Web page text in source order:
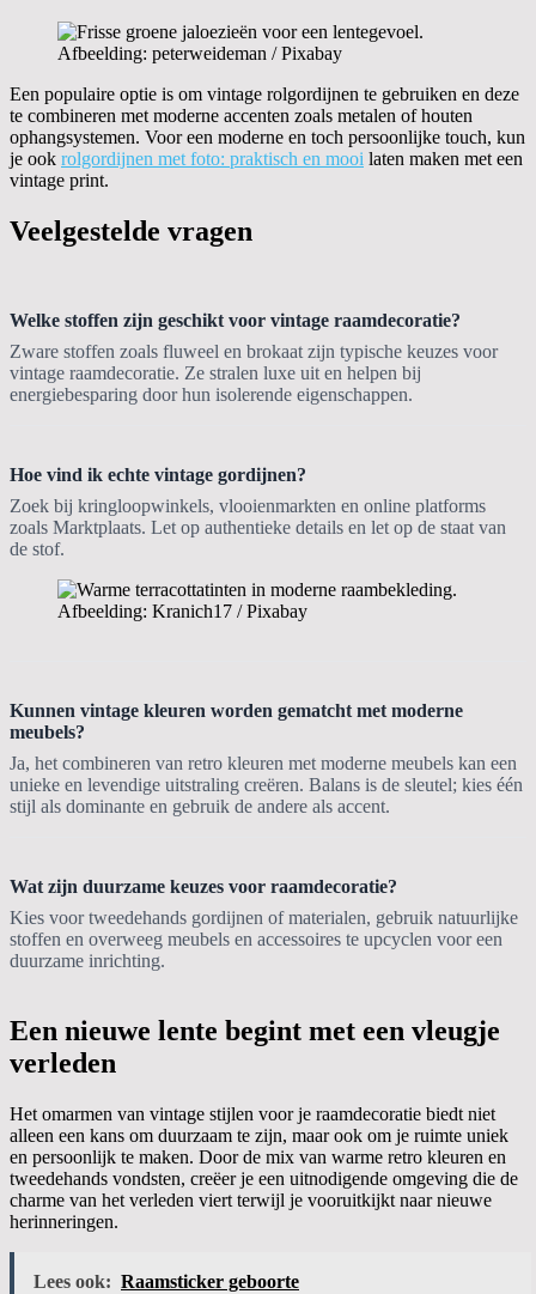
Afbeelding: peterweideman / Pixabay
Een populaire optie is om vintage rolgordijnen te gebruiken en deze
te combineren met moderne accenten zoals metalen of houten
ophangsystemen. Voor een moderne en toch persoonlijke touch, kun
je ook rolgordijnen met foto: praktisch en mooi laten maken met een
vintage print.
Veelgestelde vragen
Welke stoffen zijn geschikt voor vintage raamdecoratie?
Zware stoffen zoals fluweel en brokaat zijn typische keuzes voor
vintage raamdecoratie. Ze stralen luxe uit en helpen bij
energiebesparing door hun isolerende eigenschappen.
Hoe vind ik echte vintage gordijnen?
Zoek bij kringloopwinkels, vlooienmarkten en online platforms
zoals Marktplaats. Let op authentieke details en let op de staat van
de stof.
Afbeelding: Kranich17 / Pixabay
Kunnen vintage kleuren worden gematcht met moderne
meubels?
Ja, het combineren van retro kleuren met moderne meubels kan een
unieke en levendige uitstraling creëren. Balans is de sleutel; kies één
stijl als dominante en gebruik de andere als accent.
Wat zijn duurzame keuzes voor raamdecoratie?
Kies voor tweedehands gordijnen of materialen, gebruik natuurlijke
stoffen en overweeg meubels en accessoires te upcyclen voor een
duurzame inrichting.
Een nieuwe lente begint met een vleugje
verleden
Het omarmen van vintage stijlen voor je raamdecoratie biedt niet
alleen een kans om duurzaam te zijn, maar ook om je ruimte uniek
en persoonlijk te maken. Door de mix van warme retro kleuren en
tweedehands vondsten, creëer je een uitnodigende omgeving die de
charme van het verleden viert terwijl je vooruitkijkt naar nieuwe
herinneringen.
Lees ook: Raamsticker geboorte